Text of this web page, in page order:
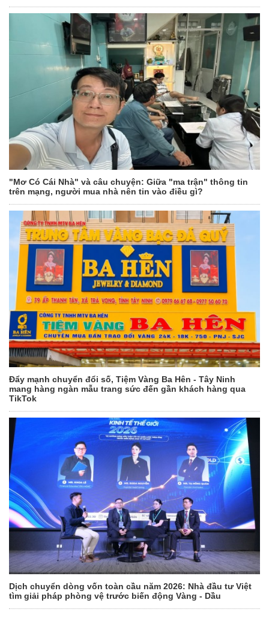
"Mơ Có Cái Nhà" và câu chuyện: Giữa "ma trận" thông tin
trên mạng, người mua nhà nên tin vào điều gì?
Đẩy mạnh chuyển đổi số, Tiệm Vàng Ba Hên - Tây Ninh
mang hàng ngàn mẫu trang sức đến gần khách hàng qua
TikTok
Dịch chuyển dòng vốn toàn cầu năm 2026: Nhà đầu tư Việt
tìm giải pháp phòng vệ trước biến động Vàng - Dầu